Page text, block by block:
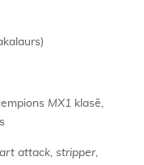
MX1 klasē,
attack, stripper,